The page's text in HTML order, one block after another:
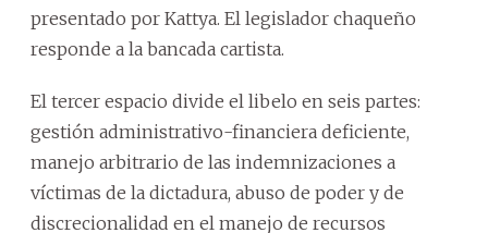
presentado por Kattya. El legislador chaqueño
responde a la bancada cartista.
El tercer espacio divide el libelo en seis partes:
gestión administrativo-financiera deficiente,
manejo arbitrario de las indemnizaciones a
víctimas de la dictadura, abuso de poder y de
discrecionalidad en el manejo de recursos